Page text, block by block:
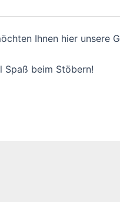
Ihnen hier unsere
Spaß beim Stöbern!